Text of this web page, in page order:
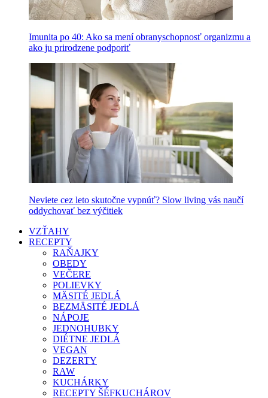
Imunita po 40: Ako sa mení obranyschopnosť organizmu a
ako ju prirodzene podporiť
Neviete cez leto skutočne vypnúť? Slow living vás naučí
oddychovať bez výčitiek
VZŤAHY
RECEPTY
RAŇAJKY
OBEDY
VEČERE
POLIEVKY
MÄSITÉ JEDLÁ
BEZMÄSITÉ JEDLÁ
NÁPOJE
JEDNOHUBKY
DIÉTNE JEDLÁ
VEGAN
DEZERTY
RAW
KUCHÁRKY
RECEPTY ŠÉFKUCHÁROV